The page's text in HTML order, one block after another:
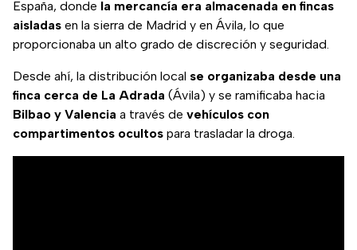
España, donde la mercancía era almacenada en fincas
aisladas en la sierra de Madrid y en Ávila, lo que
proporcionaba un alto grado de discreción y seguridad.
Desde ahí, la distribución local se organizaba desde una
finca cerca de La Adrada (Ávila) y se ramificaba hacia
Bilbao y Valencia a través de vehículos con
compartimentos ocultos para trasladar la droga.